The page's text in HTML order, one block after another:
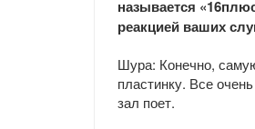
называется
реакцией ваших
Шура: Конечно,
пластинку. Все
зал поет.